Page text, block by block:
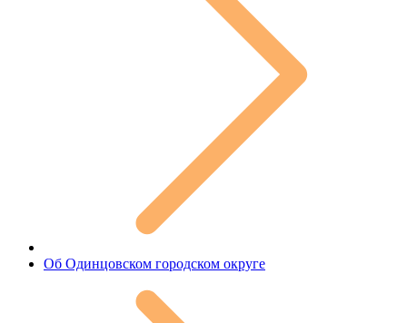
Об Одинцовском городском округе